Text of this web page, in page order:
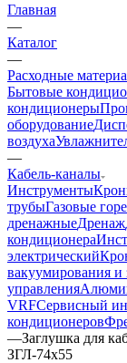
Главная
—
Каталог
—
Расходные
Бытовые
кондиционеры
оборудование
воздуха
—
Кабель-каналы
Инструменты
трубыГазовые
дренажныеДренаж
кондиционера
электрический
вакуумирования и
управления
VRFСервисный
кондиционеров
—Заглушка для
ЗГЛ-74х55